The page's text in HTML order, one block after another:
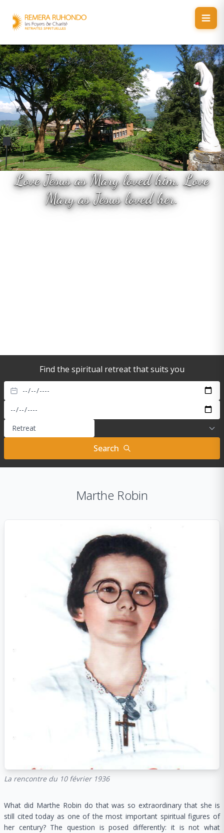
Love Jesus as Mary loved him. Love
Mary as Jesus loved her.
Find the spiritual retreat that suits you
Search
Marthe Robin
La rencontre du 10 février 1936
What did Marthe Robin do that was so extraordinary that she is
still cited today as one of the most important spiritual figures of
her century? The question is posed differently: it is not what